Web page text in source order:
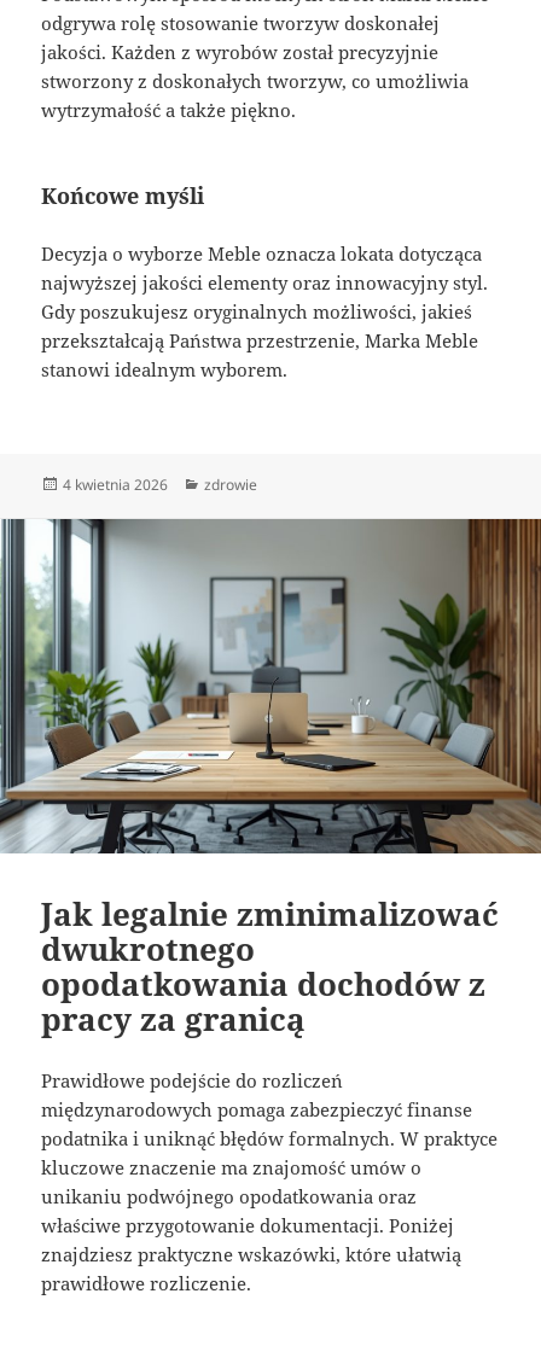
odgrywa rolę stosowanie tworzyw doskonałej
jakości. Każden z wyrobów został precyzyjnie
stworzony z doskonałych tworzyw, co umożliwia
wytrzymałość a także piękno.
Końcowe myśli
Decyzja o wyborze Meble oznacza lokata dotycząca
najwyższej jakości elementy oraz innowacyjny styl.
Gdy poszukujesz oryginalnych możliwości, jakieś
przekształcają Państwa przestrzenie, Marka Meble
stanowi idealnym wyborem.
Data
4 kwietnia 2026 Kategorie
zdrowie
Jak legalnie zminimalizować
dwukrotnego
opodatkowania dochodów z
pracy za granicą
Prawidłowe podejście do rozliczeń
międzynarodowych pomaga zabezpieczyć finanse
podatnika i uniknąć błędów formalnych. W praktyce
kluczowe znaczenie ma znajomość umów o
unikaniu podwójnego opodatkowania oraz
właściwe przygotowanie dokumentacji. Poniżej
znajdziesz praktyczne wskazówki, które ułatwią
prawidłowe rozliczenie.